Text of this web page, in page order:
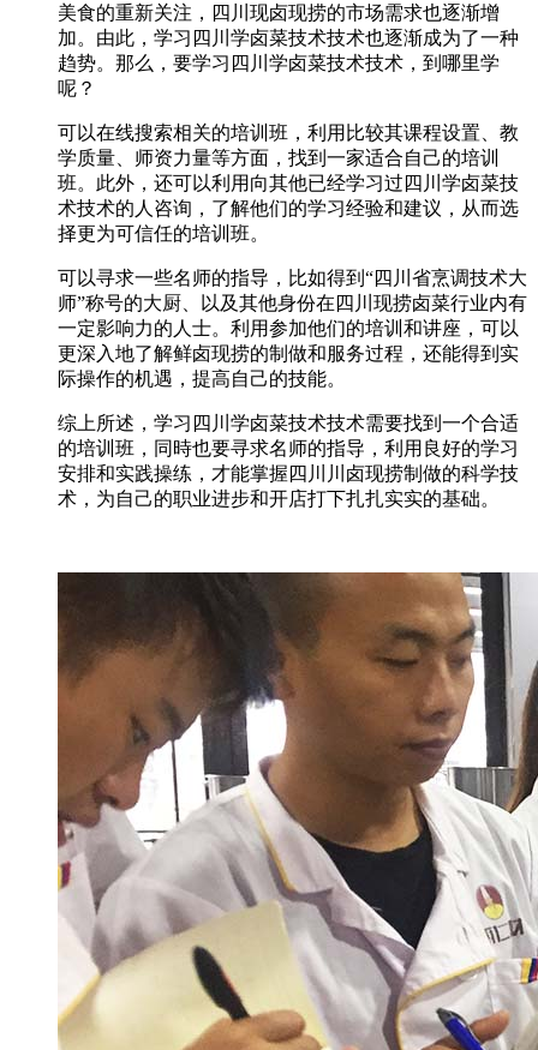
美食的重新关注，四川现卤现捞的市场需求也逐渐增
加。由此，学习四川学卤菜技术技术也逐渐成为了一种
趋势。那么，要学习四川学卤菜技术技术，到哪里学
呢？
可以在线搜索相关的培训班，利用比较其课程设置、教
学质量、师资力量等方面，找到一家适合自己的培训
班。此外，还可以利用向其他已经学习过四川学卤菜技
术技术的人咨询，了解他们的学习经验和建议，从而选
择更为可信任的培训班。
可以寻求一些名师的指导，比如得到“四川省烹调技术大
师”称号的大厨、以及其他身份在四川现捞卤菜行业内有
一定影响力的人士。利用参加他们的培训和讲座，可以
更深入地了解鲜卤现捞的制做和服务过程，还能得到实
际操作的机遇，提高自己的技能。
综上所述，学习四川学卤菜技术技术需要找到一个合适
的培训班，同時也要寻求名师的指导，利用良好的学习
安排和实践操练，才能掌握四川川卤现捞制做的科学技
术，为自己的职业进步和开店打下扎扎实实的基础。